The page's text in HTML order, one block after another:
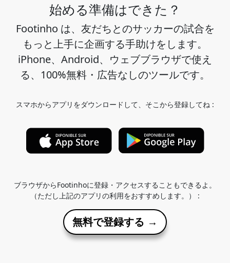
始める準備はできた？
Footinho は、友だちとのサッカーの試合を
もっと上手に企画する手助けをします。
iPhone、Android、ウェブブラウザで使え
る、100%無料・広告なしのツールです。
スマホからアプリをダウンロードして、そこから登録してね :
ブラウザからFootinhoに登録・アクセスすることもできるよ。
（ただし上記のアプリの利用をおすすめします。） :
無料で登録する →